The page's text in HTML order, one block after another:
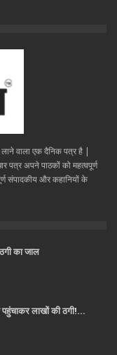
वाला एक दैनिक पत्र है |
पत्र अपने पाठकों को महत्वपूर्ण
संपादकीय और कहानियों के
का जाल
लाखों की ठगी!…